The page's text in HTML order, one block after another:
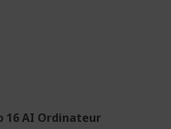
16 AI Ordinateur